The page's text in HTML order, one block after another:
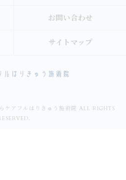
お問い合わせ
サイトマップ
ケアフルはりきゅう施術院 ALL RIGHTS